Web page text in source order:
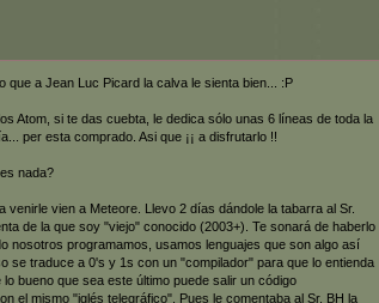
que a Jean Luc Picard la calva le sienta bien... :P
Atom, si te das cuebta, le dedica sólo unas 6 líneas de toda la
per esta comprado. Asi que ¡¡ a disfrutarlo !!
nada?
venirle vien a Meteore. Llevo 2 días dándole la tabarra al Sr.
de la que soy "viejo" conocido (2003+). Te sonará de haberlo
nosotros programamos, usamos lenguajes que son algo así
se traduce a 0's y 1s con un "compilador" para que lo entienda
bueno que sea este último puede salir un código
el mismo "iglés telegráfico". Pues le comentaba al Sr. BH la